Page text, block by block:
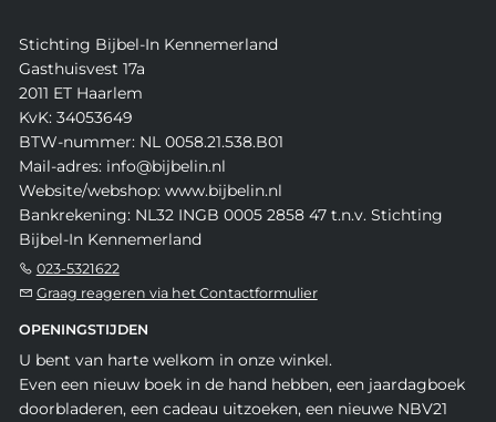
Stichting Bijbel-In Kennemerland
Gasthuisvest 17a
2011 ET Haarlem
KvK: 34053649
BTW-nummer: NL 0058.21.538.B01
Mail-adres: info@bijbelin.nl
Website/webshop: www.bijbelin.nl
Bankrekening: NL32 INGB 0005 2858 47 t.n.v. Stichting
Bijbel-In Kennemerland
023-5321622
Graag reageren via het Contactformulier
OPENINGSTIJDEN
U bent van harte welkom in onze winkel.
Even een nieuw boek in de hand hebben, een jaardagboek
doorbladeren, een cadeau uitzoeken, een nieuwe NBV21